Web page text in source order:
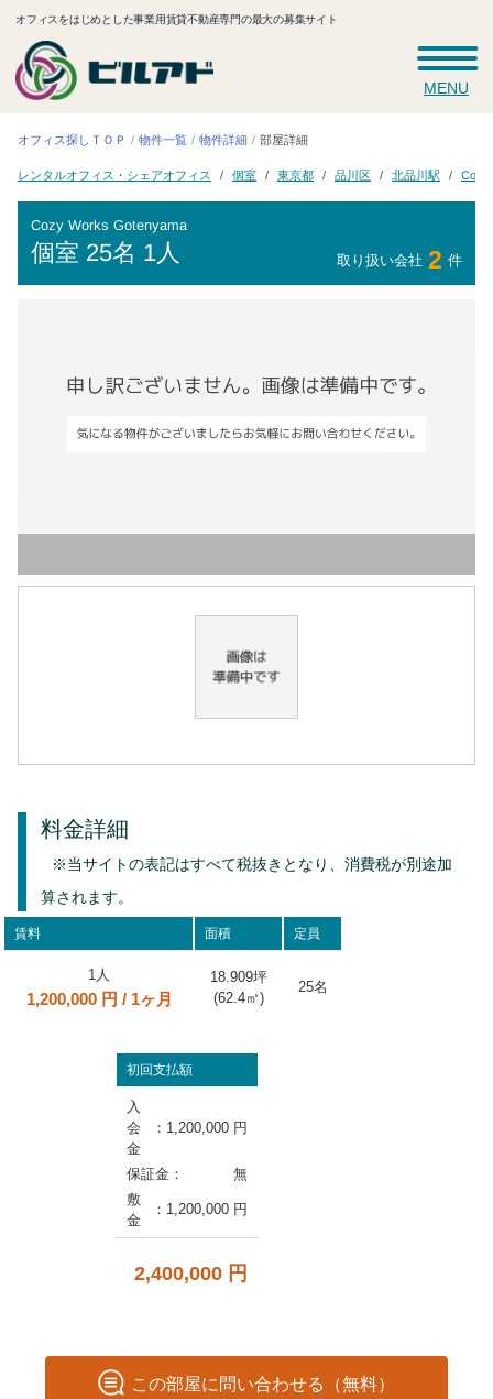
オフィスをはじめとした事業用賃貸不動産専門の最大の募集サイト
MENU
オフィス探しＴＯＰ 物件一覧 物件詳細 部屋詳細
レンタルオフィス・シェアオフィス 個室 東京都 品川区 北品川駅 Cozy
個室 25名 1人
Cozy Works Gotenyama
取り扱い会社 2 件
料金詳細
※当サイトの表記はすべて税抜きとなり、消費税が別途加
算されます。
賃料 面積 定員
1人
1,200,000 円 / 1ヶ月
18.909坪
(62.4㎡)
25名
初回支払額
入
会
金
： 1,200,000 円
保証金 ：
無
敷
金
： 1,200,000 円
2,400,000 円
この部屋に問い合わせる（無料）